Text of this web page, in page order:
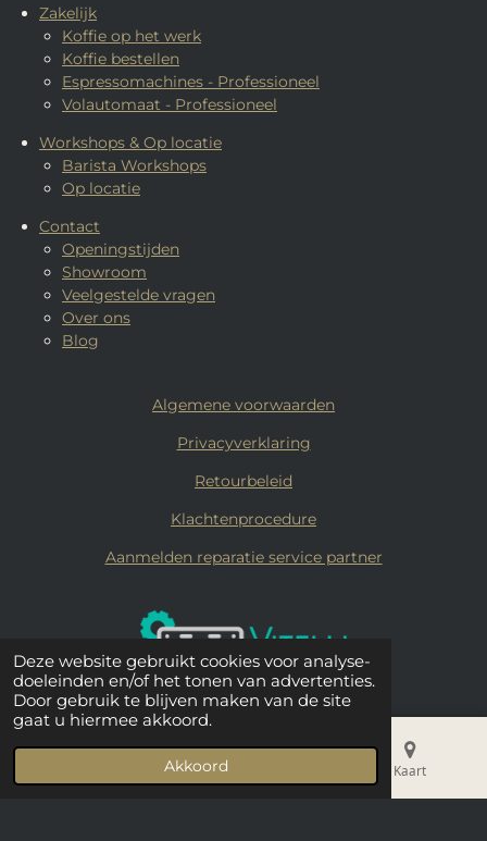
Deze website gebruikt cookies voor analyse-
doeleinden en/of het tonen van advertenties.
Door gebruik te blijven maken van de site
gaat u hiermee akkoord.
Akkoord
Zakelijk
Koffie op het werk
Koffie bestellen
Espressomachines - Professioneel
Volautomaat - Professioneel
Workshops & Op locatie
Barista Workshops
Op locatie
Contact
Openingstijden
Showroom
Veelgestelde vragen
Over ons
Blog
Algemene voorwaarden
Privacyverklaring
Retourbeleid
Klachtenprocedure
Aanmelden reparatie service partner
Telefoonnummer Kaart